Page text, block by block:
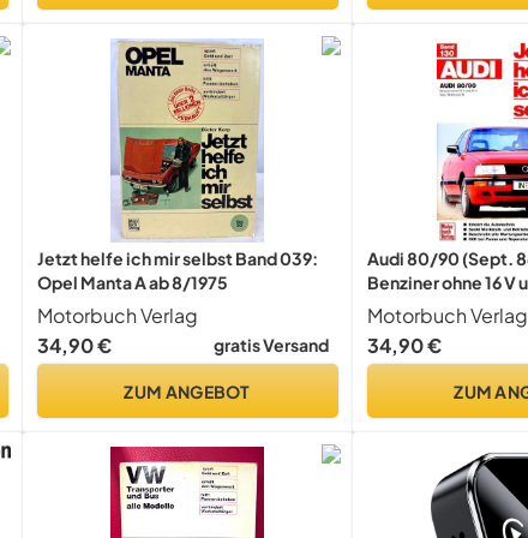
Jetzt helfe ich mir selbst Band 039:
Opel Manta A ab 8/1975
Motorbuch Verlag
34,90 €
gratis Versand
ZUM ANGEBOT
Audi 80/90 (Sept.
Benziner ohne 16 V
helfe ich mir selbst)
Motorbuch Verlag
34,90 €
ZUM